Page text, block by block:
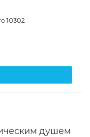
10302
душем